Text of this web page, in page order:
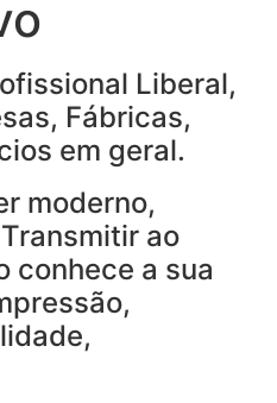
Liberal,
Fábricas,
em geral.
moderno,
ao
conhece a sua